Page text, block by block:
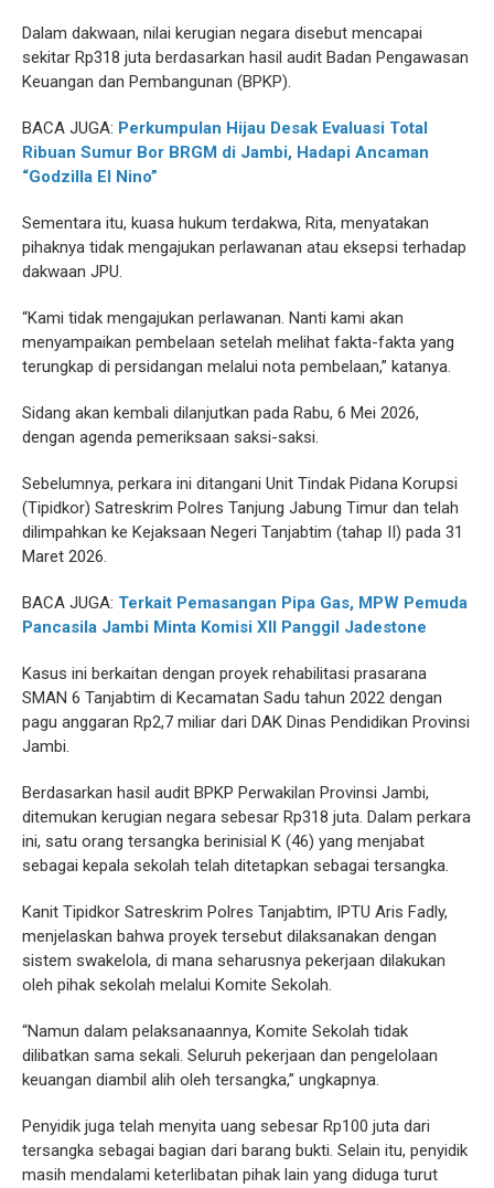
Dalam dakwaan, nilai kerugian negara disebut mencapai
sekitar Rp318 juta berdasarkan hasil audit Badan Pengawasan
Keuangan dan Pembangunan (BPKP).
BACA JUGA: Perkumpulan Hijau Desak Evaluasi Total
Ribuan Sumur Bor BRGM di Jambi, Hadapi Ancaman
“Godzilla El Nino”
Sementara itu, kuasa hukum terdakwa, Rita, menyatakan
pihaknya tidak mengajukan perlawanan atau eksepsi terhadap
dakwaan JPU.
“Kami tidak mengajukan perlawanan. Nanti kami akan
menyampaikan pembelaan setelah melihat fakta-fakta yang
terungkap di persidangan melalui nota pembelaan,” katanya.
Sidang akan kembali dilanjutkan pada Rabu, 6 Mei 2026,
dengan agenda pemeriksaan saksi-saksi.
Sebelumnya, perkara ini ditangani Unit Tindak Pidana Korupsi
(Tipidkor) Satreskrim Polres Tanjung Jabung Timur dan telah
dilimpahkan ke Kejaksaan Negeri Tanjabtim (tahap II) pada 31
Maret 2026.
BACA JUGA: Terkait Pemasangan Pipa Gas, MPW Pemuda
Pancasila Jambi Minta Komisi XII Panggil Jadestone
Kasus ini berkaitan dengan proyek rehabilitasi prasarana
SMAN 6 Tanjabtim di Kecamatan Sadu tahun 2022 dengan
pagu anggaran Rp2,7 miliar dari DAK Dinas Pendidikan Provinsi
Jambi.
Berdasarkan hasil audit BPKP Perwakilan Provinsi Jambi,
ditemukan kerugian negara sebesar Rp318 juta. Dalam perkara
ini, satu orang tersangka berinisial K (46) yang menjabat
sebagai kepala sekolah telah ditetapkan sebagai tersangka.
Kanit Tipidkor Satreskrim Polres Tanjabtim, IPTU Aris Fadly,
menjelaskan bahwa proyek tersebut dilaksanakan dengan
sistem swakelola, di mana seharusnya pekerjaan dilakukan
oleh pihak sekolah melalui Komite Sekolah.
“Namun dalam pelaksanaannya, Komite Sekolah tidak
dilibatkan sama sekali. Seluruh pekerjaan dan pengelolaan
keuangan diambil alih oleh tersangka,” ungkapnya.
Penyidik juga telah menyita uang sebesar Rp100 juta dari
tersangka sebagai bagian dari barang bukti. Selain itu, penyidik
masih mendalami keterlibatan pihak lain yang diduga turut